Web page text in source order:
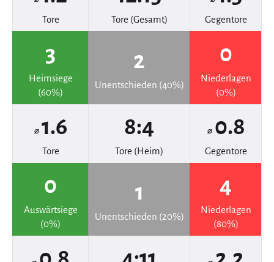
Tore Tore (Gesamt) Gegentore
3
Heimsiege
(60%)
2
Unentschieden (40%)
0
Niederlagen
(0%)
⌀ 1.6
Tore
8:4
Tore (Heim)
⌀ 0.8
Gegentore
0
Auswärtsiege
(0%)
1
Unentschieden (20%)
4
Niederlagen
(80%)